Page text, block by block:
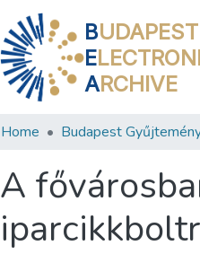
BUDAPEST
E
ARCHIVE
Home Budapest
A